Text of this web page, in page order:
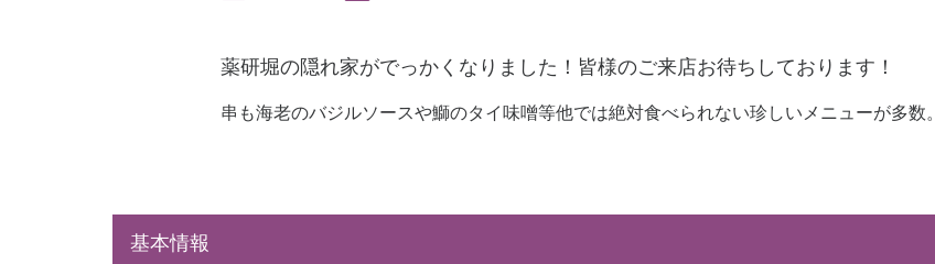
薬研堀の隠れ家がでっかくなりました！皆様のご来店お待ちしております！
串も海老のバジルソースや鰤のタイ味噌等他では絶対食べられない珍しいメニューが多数。
基本情報